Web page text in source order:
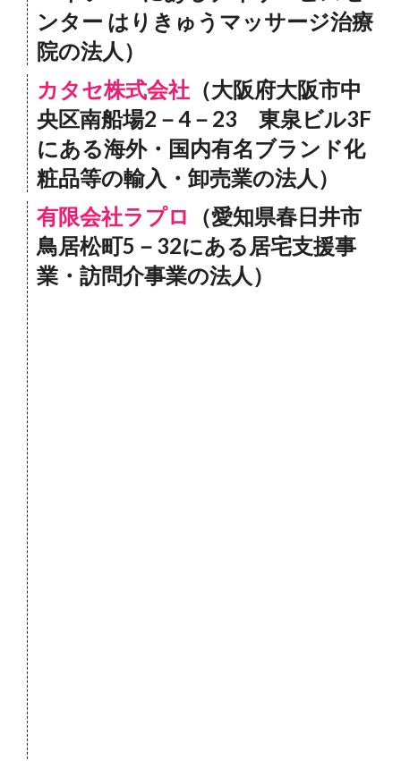
ンター はりきゅうマッサージ治療
院の法人）
カタセ株式会社 （大阪府大阪市中
央区南船場2－4－23 東泉ビル3F
にある海外・国内有名ブランド化
粧品等の輸入・卸売業の法人）
有限会社ラプロ
（愛知県春日井市
鳥居松町5－32にある居宅支援事
業・訪問介事業の法人）